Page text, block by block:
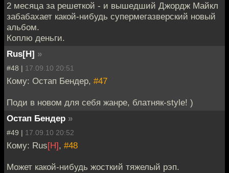
2 месяца за решеткой - и вышедший Джордж Майкл
забабахает какой-нибудь супермегазверский новый
альбом.
Коплю деньги.
Rus[H] »
#48 | 17.09.10 20:51
Кому: Остап Бендер, #47
Поди в новом для себя жанре, блатняк-style! )
Остап Бендер »
#49 | 17.09.10 20:52
Кому: Rus[H], #48
Может какой-нибудь жосткий тяжелый рэп.